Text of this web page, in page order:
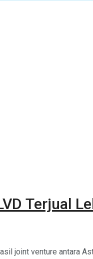
Terjual
joint venture antara